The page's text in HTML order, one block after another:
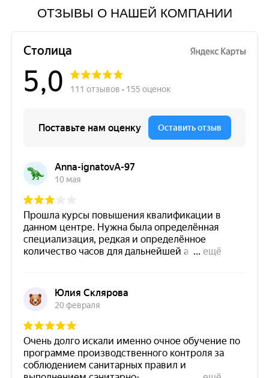
ОТЗЫВЫ О НАШЕЙ КОМПАНИИ